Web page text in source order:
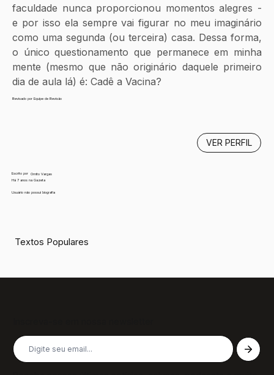
faculdade nunca proporcionou momentos alegres -
e por isso ela sempre vai figurar no meu imaginário
como uma segunda (ou terceira) casa. Dessa forma,
o único questionamento que permanece em minha
mente (mesmo que não originário daquele primeiro
dia de aula lá) é: Cadê a Vacina?
Revisado por Equipe de Revisão
Escrito por
Ornito Vargas
Há 7 anos na Gazeta
Usuário não possui biografia
VER PERFIL
Textos Populares